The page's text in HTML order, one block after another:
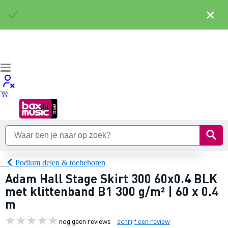
Podium delen & toebehoren
Adam Hall Stage Skirt 300 60x0.4 BLK
met klittenband B1 300 g/m² | 60 x 0.4
m
nog geen reviews schrijf een review
×